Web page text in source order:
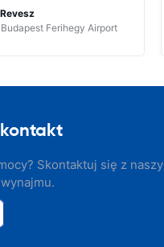
Ferihegy Airport
Skontaktuj się z